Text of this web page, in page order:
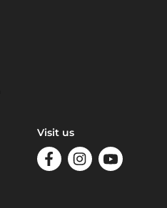
Visit us